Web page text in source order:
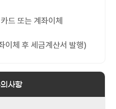
드 또는 계좌이체
이체 후 세금계산서 발행)
사항